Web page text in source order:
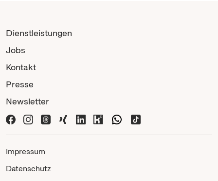
Dienstleistungen
Jobs
Kontakt
Presse
Newsletter
Impressum
Datenschutz